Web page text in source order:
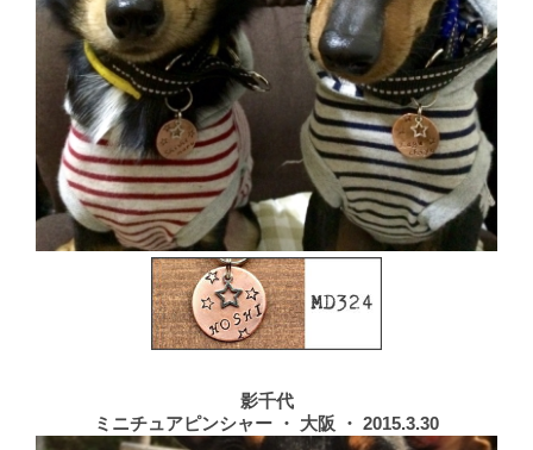
影千代
ミニチュアピンシャー ・ 大阪 ・ 2015.3.30